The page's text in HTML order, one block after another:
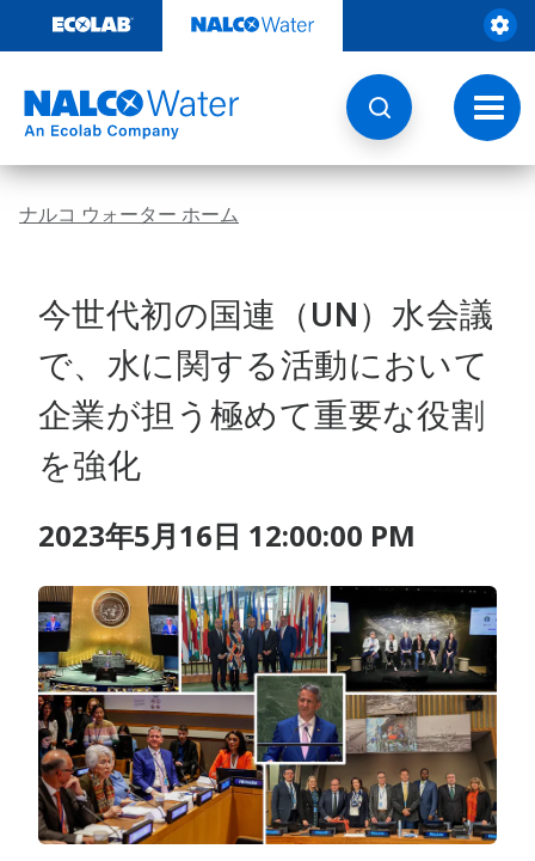
テ
る
ト
グ
ル
ナ
ン
ナルコ ウォーター ホーム
今世代初の国連（UN）水会議
で、水に関する活動において
企業が担う極めて重要な役割
を強化
2023年5月16日 12:00:00 PM